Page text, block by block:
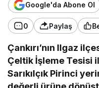
Google'da Abone Ol
0 Paylaş
Çankırı’nın Ilgaz
Çeltik İşleme Tesisi
Sarıkılçık Pirinci